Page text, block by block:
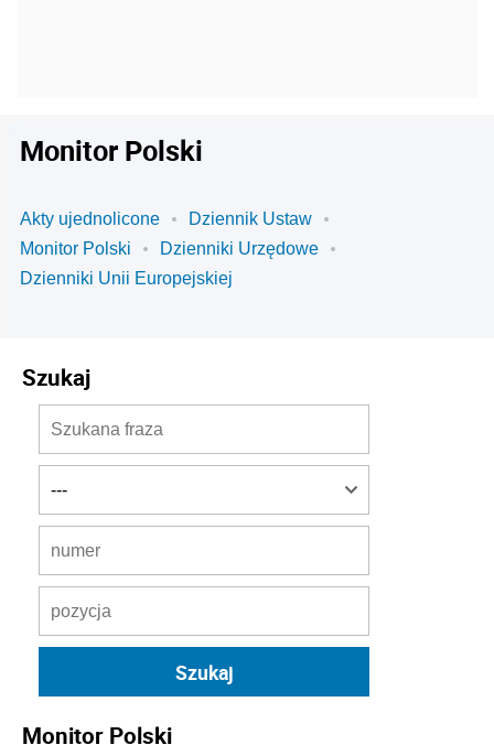
Monitor Polski
Akty ujednolicone
Dziennik Ustaw
Monitor Polski
Dzienniki Urzędowe
Dzienniki Unii Europejskiej
Szukaj
Monitor Polski